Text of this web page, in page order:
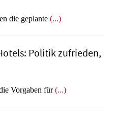
die geplante (...)
Politik zufrieden,
Vorgaben für(...)